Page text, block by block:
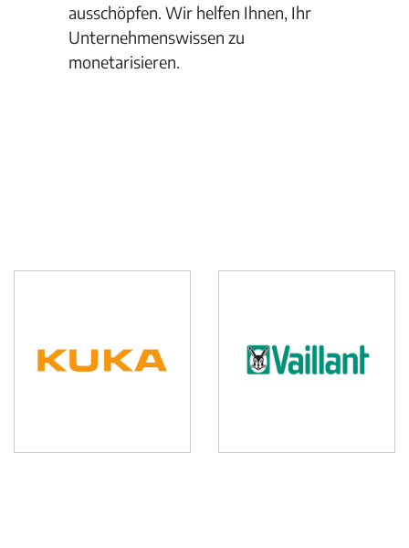
ausschöpfen. Wir helfen Ihnen, Ihr
Unternehmenswissen zu
monetarisieren.